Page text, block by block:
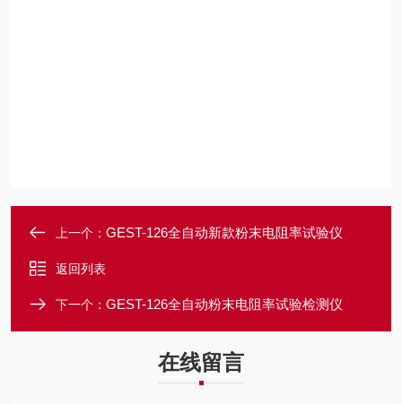
上一个： GEST-126全自动新款粉末电阻率试验仪
返回列表
下一个： GEST-126全自动粉末电阻率试验检测仪
在线留言